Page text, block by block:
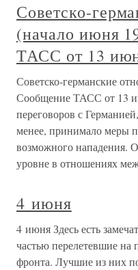
Советско-
(начало июня
ТАСС от 13
Советско-германские
Сообщение ТАСС от 13
переговоров с
менее, принимало меры
возможного нападения.
уровне в отношениях
4 июня
4 июня Здесь есть
частью перелетевшие на
фронта. Лучшие из них